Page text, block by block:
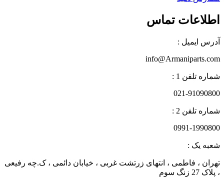
تماس
ایمیل :
تلفن 1 :
021-
تلفن 2 :
0991-
یک :
، فاطمی ، انتهای زرتشت غربی ، خیابان دائمی ، ک.چه رفیعی
27 زنگ سوم